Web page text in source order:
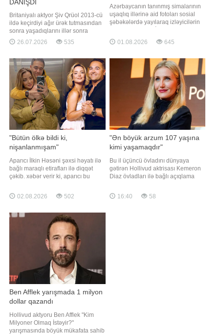
DANIŞDI
Britaniyalı aktyor Şiv Qrüol 2013-cü
ildə keçirdiyi ağır ürək tutmasından
sonra yaşadıqlarını illər sonra
yenidən bölüşüb. Aktyor kliniki ölüm
yaşadığı anlarda özünü qəribə bir
sözlərinə görə, sanki bədəni yox idi,
lakin düşünmək və hiss etmək
qabiliyyətini itirməmişdi
26.07.2026 535
Azərbaycanın tanınmış simalarının
uşaqlıq illərinə aid fotoları sosial
şəbəkələrdə yayılaraq izləyicilərin
xəbər verir ki, paylaşılan arxiv
şəkillərində məşhur müğənnilər,
də digər sənət nümayəndələrinin
illər əvvəl çəkilmi
01.08.2026 645
"Bütün ölkə bildi ki,
nişanlanmışam"
Aparıcı İlkin Həsəni şəxsi həyatı ilə
bağlı maraqlı etirafları ilə diqqət
çəkib. xəbər verir ki, aparıcı bu
danışıb. O, nişanlı olduğu dövrdə
şəxsi həyatı ilə bağlı mediada
təsirindən söz açıb. Aparıcı
vurğulayıb ki, şəxs
02.08.2026 502
"Ən böyük arzum 107 yaşına
kimi yaşamaqdır"
Bu il üçüncü övladını dünyaya
gətirən Hollivud aktrisası Kemeron
Diaz övladları ilə bağlı açıqlama
yaşlı aktrisa bu yaşında ana
olmasına belə münasibət bildirib:.
16:40 58
Ben Afflek yarışmada 1 milyon
dollar qazandı
Hollivud aktyoru Ben Afflek "Kim
Milyoner Olmaq İstəyir?"
yarışmasında böyük mükafata sahib